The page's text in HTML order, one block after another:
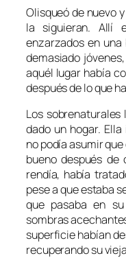
Olisqueó de nuevo
la siguieran. Allí
enzarzados en
demasiado
aquél lugar había
después de lo que
Los
dado un hogar.
no podía asumir
bueno después de
rendía, había
pese a que estaba
que pasaba en
sombras
superficie habían
recuperando su